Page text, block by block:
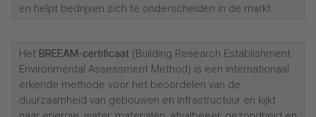
en helpt bedrijven zich te onderscheiden in de markt.
Het BREEAM-certificaat (Building Research Establishment
Environmental Assessment Method) is een internationaal
erkende methode voor het beoordelen van de
duurzaamheid van gebouwen en infrastructuur en kijkt